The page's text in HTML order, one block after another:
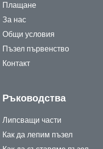
Плащане
За нас
Общи условия
Пъзел първенство
Контакт
Ръководства
Липсващи части
Как да лепим пъзел